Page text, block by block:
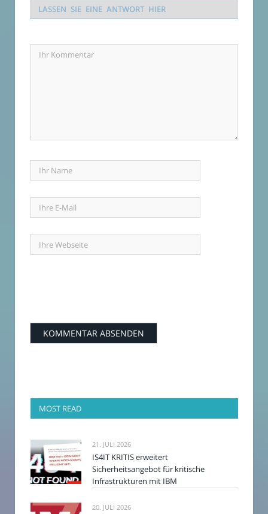
LASSEN SIE EINE ANTWORT HIER
MOST READ
21. JULI 2026
IS4IT KRITIS erweitert
Sicherheitsangebot für kritische
Infrastrukturen mit IBM
20. JULI 2026